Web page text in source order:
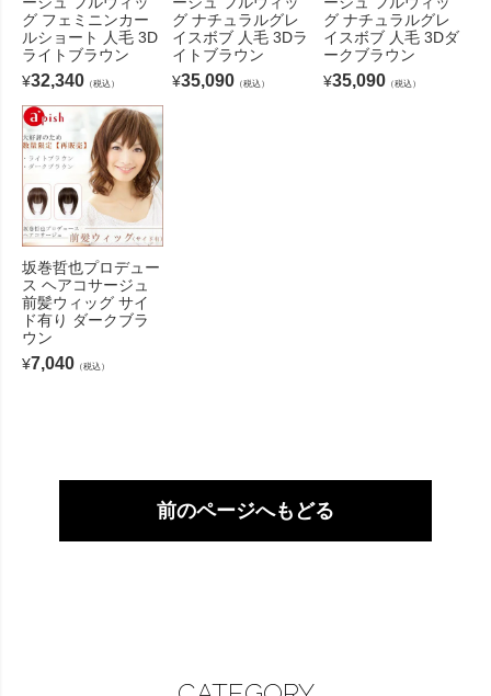
グ フェミニンカー
ルショート 人毛 3D
ライトブラウン
¥32,340 （税込）
グ ナチュラルグレ
イスボブ 人毛 3Dラ
イトブラウン
¥35,090 （税込）
グ ナチュラルグレ
イスボブ 人毛 3Dダ
ークブラウン
¥35,090（税込）
坂巻哲也プロデュー
ス ヘアコサージュ
前髪ウィッグ サイ
ド有り ダークブラ
ウン
¥7,040 （税込）
前のページへもどる